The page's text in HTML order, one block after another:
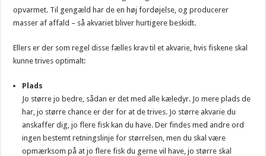
opvarmet. Til gengæld har de en høj fordøjelse, og producerer
masser af affald – så akvariet bliver hurtigere beskidt.
Ellers er der som regel disse fælles krav til et akvarie, hvis fiskene skal
kunne trives optimalt:
Plads
Jo større jo bedre, sådan er det med alle kæledyr. Jo mere plads de
har, jo større chance er der for at de trives. Jo større akvarie du
anskaffer dig, jo flere fisk kan du have. Der findes med andre ord
ingen bestemt retningslinje for størrelsen, men du skal være
opmærksom på at jo flere fisk du gerne vil have, jo større skal